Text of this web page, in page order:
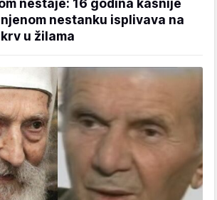
nestaje: 16 godina kasnije
nestanku isplivava na
u žilama